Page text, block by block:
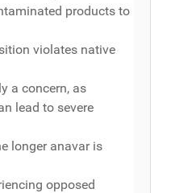
products to
violates native
a concern, as
lead to severe
longer anavar is
opposed